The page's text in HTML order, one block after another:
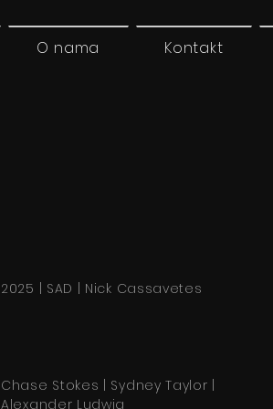
O nama Kontakt
2025 | SAD | Nick Cassavetes
Chase Stokes | Sydney Taylor |
Alexander Ludwig